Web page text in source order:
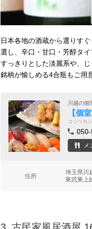
日本各地の酒蔵から選りす
選し、辛口・甘口・芳醇タ
すっきりとした淡麗系や、
銘柄が愉しめる4合瓶もご用
川越の
【個
コシツカ
メ
住所
埼玉県川
東武東上